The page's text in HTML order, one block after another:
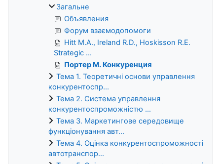
Загальне
Объявления
Форум взаємодопомоги
Hitt M.A., Ireland R.D., Hoskisson R.E.
Strategic ...
Портер М. Конкуренция
Тема 1. Теоретичні основи управлення
конкурентоспр...
Тема 2. Система управлення
конкурентоспроможністю ...
Тема 3. Маркетингове середовище
функціонування авт...
Тема 4. Оцінка конкурентоспроможності
автотранспор...